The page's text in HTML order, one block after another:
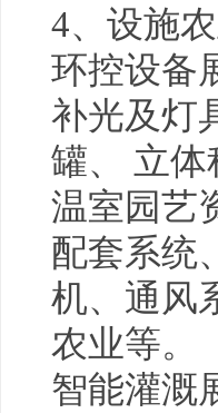
4、设施
环控设备
补光及灯
罐、 立
温室园艺
配套系统
机、通风
农业等。
智能灌溉